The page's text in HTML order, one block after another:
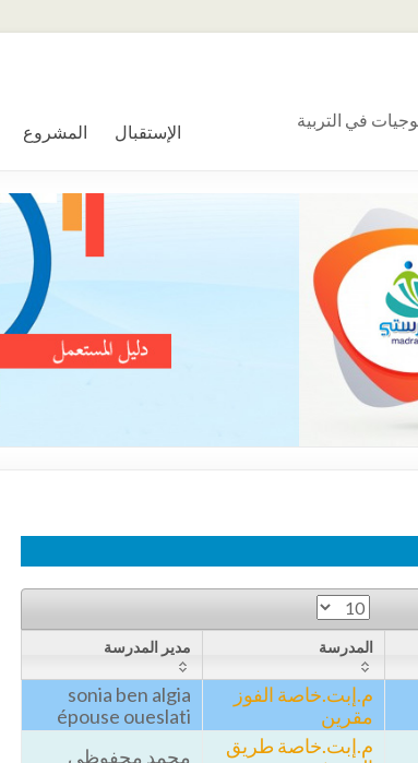
في التربية
الإستقبال المشروع
المدرسة مدير المدرسة
م.إبت.خاصة الفوز
مقرين
sonia ben algia
épouse oueslati
م.إبت.خاصة طريق
محمد محفوظي